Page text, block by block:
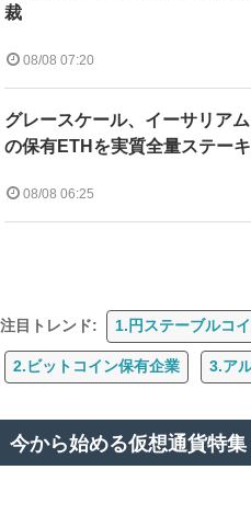
裁
08/08 07:20
グレースケール、イーサリア
の保有ETHを実質全量ステー
08/08 06:25
注目トレンド: 1.円ステーブルコイ
2.ビットコイン保有企業 3.ア
今から始める仮想通貨特集